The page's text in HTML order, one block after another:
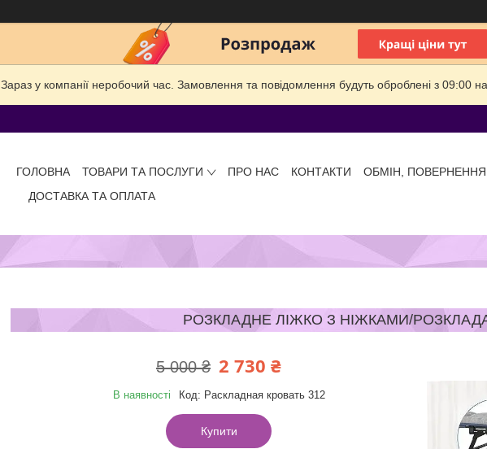
Зараз у компанії неробочий час. Замовлення та повідомлення будуть оброблені з 09:00
ГОЛОВНА ТОВАРИ ТА ПОСЛУГИ ПРО НАС КОНТАКТИ
ОБМІН, ПОВЕРНЕННЯ
ДОСТАВКА ТА ОПЛАТА
РОЗКЛАДНЕ ЛІЖКО З НІЖКАМИ/
5 000 ₴ 2 730 ₴
В наявності Код: Раскладная кровать 312
Купити